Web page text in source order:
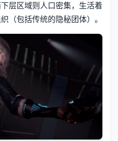
层区域则人口密集，生活着
（包括传统的隐秘团体）。